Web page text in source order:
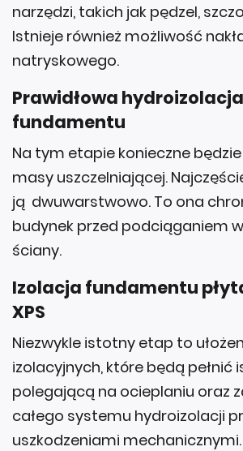
narzędzi, takich jak pędzel,
Istnieje również możliwość
natryskowego.
Prawidłowa hydroizolacja
fundamentu
Na tym etapie konieczne będzie
masy uszczelniającej.
ją dwuwarstwowo. To ona
budynek przed podciąganiem
ściany.
Izolacja fundamentu
XPS
Niezwykle istotny etap to
izolacyjnych, które będą pełnić
polegającą na ocieplaniu oraz
całego systemu hydroizolacji
uszkodzeniami mechanicznymi.